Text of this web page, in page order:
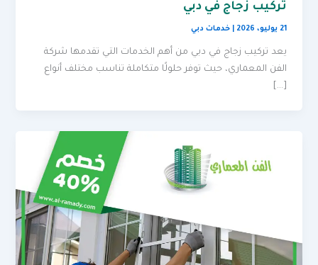
تركيب زجاج في دبي
21 يوليو، 2026 |خدمات دبي
يعد تركيب زجاج في دبي من أهم الخدمات التي تقدمها شركة
الفن المعماري، حيث توفر حلولًا متكاملة تناسب مختلف أنواع
[…]